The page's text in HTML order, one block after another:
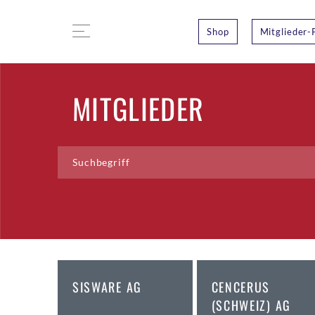
Shop Mitglieder-
MITGLIEDER
SISWARE AG
CENCERUS
(SCHWEIZ) AG